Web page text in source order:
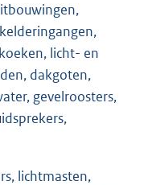
licht- en
dakgoten,
gevelroosters,
lichtmasten,